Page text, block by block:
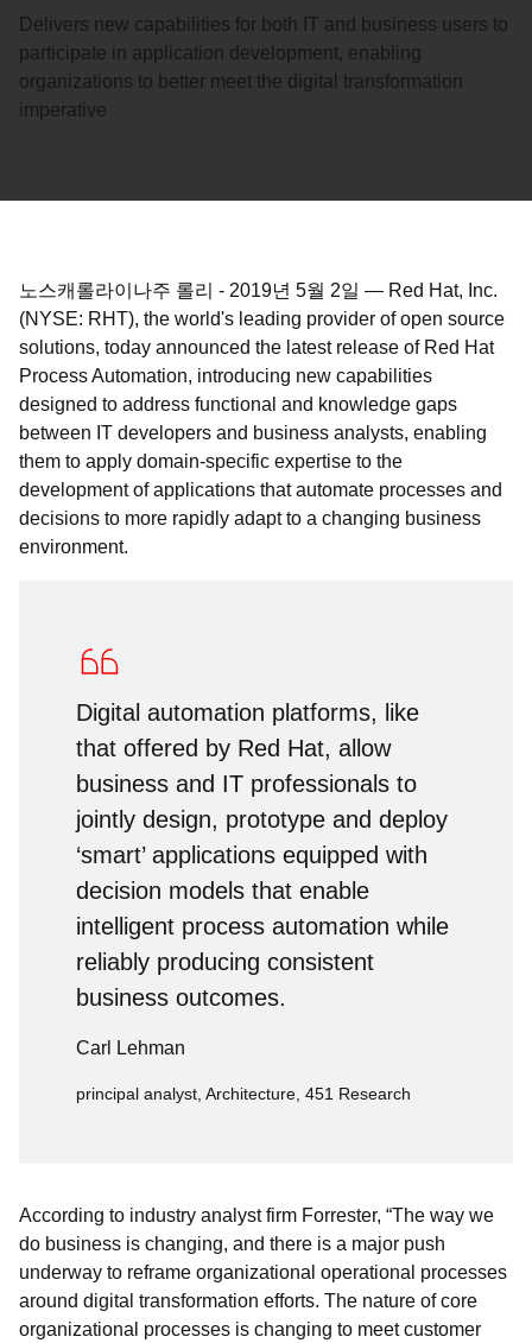
Delivers new capabilities for both IT and business users to
participate in application development, enabling
organizations to better meet the digital transformation
imperative
노스캐롤라이나주 롤리 - 2019년 5월 2일 — Red Hat, Inc.
(NYSE: RHT), the world's leading provider of open source
solutions, today announced the latest release of Red Hat
Process Automation, introducing new capabilities
designed to address functional and knowledge gaps
between IT developers and business analysts, enabling
them to apply domain-specific expertise to the
development of applications that automate processes and
decisions to more rapidly adapt to a changing business
environment.
Digital automation platforms, like
that offered by Red Hat, allow
business and IT professionals to
jointly design, prototype and deploy
‘smart’ applications equipped with
decision models that enable
intelligent process automation while
reliably producing consistent
business outcomes.
Carl Lehman
principal analyst, Architecture, 451 Research
According to industry analyst firm Forrester, “The way we
do business is changing, and there is a major push
underway to reframe organizational operational processes
around digital transformation efforts. The nature of core
organizational processes is changing to meet customer